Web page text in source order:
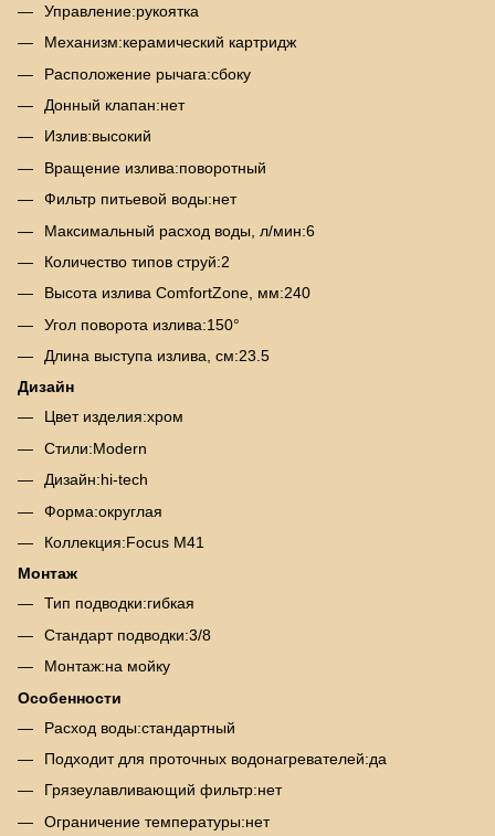
Управление:рукоятка
Механизм:керамический картридж
Расположение рычага:сбоку
Донный клапан:нет
Излив:высокий
Вращение излива:поворотный
Фильтр питьевой воды:нет
Максимальный расход воды, л/мин:6
Количество типов струй:2
Высота излива ComfortZone, мм:240
Угол поворота излива:150°
Длина выступа излива, см:23.5
Дизайн
Цвет изделия:хром
Стили:Modern
Дизайн:hi-tech
Форма:округлая
Коллекция:Focus M41
Монтаж
Тип подводки:гибкая
Стандарт подводки:3/8
Монтаж:на мойку
Особенности
Расход воды:стандартный
Подходит для проточных водонагревателей:да
Грязеулавливающий фильтр:нет
Ограничение температуры:нет